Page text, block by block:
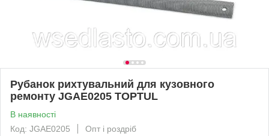
Рубанок рихтувальний для кузовного
ремонту JGAE0205 TOPTUL
В наявності
Код: JGAE0205
Опт і роздріб